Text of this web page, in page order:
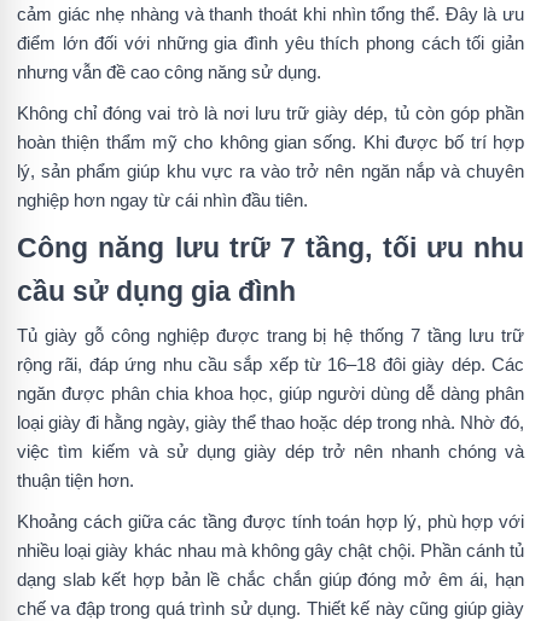
cảm giác nhẹ nhàng và thanh thoát khi nhìn tổng thể. Đây là ưu
điểm lớn đối với những gia đình yêu thích phong cách tối giản
nhưng vẫn đề cao công năng sử dụng.
Không chỉ đóng vai trò là nơi lưu trữ giày dép, tủ còn góp phần
hoàn thiện thẩm mỹ cho không gian sống. Khi được bố trí hợp
lý, sản phẩm giúp khu vực ra vào trở nên ngăn nắp và chuyên
nghiệp hơn ngay từ cái nhìn đầu tiên.
Công năng lưu trữ 7 tầng, tối ưu nhu
cầu sử dụng gia đình
Tủ giày gỗ công nghiệp được trang bị hệ thống 7 tầng lưu trữ
rộng rãi, đáp ứng nhu cầu sắp xếp từ 16–18 đôi giày dép. Các
ngăn được phân chia khoa học, giúp người dùng dễ dàng phân
loại giày đi hằng ngày, giày thể thao hoặc dép trong nhà. Nhờ đó,
việc tìm kiếm và sử dụng giày dép trở nên nhanh chóng và
thuận tiện hơn.
Khoảng cách giữa các tầng được tính toán hợp lý, phù hợp với
nhiều loại giày khác nhau mà không gây chật chội. Phần cánh tủ
dạng slab kết hợp bản lề chắc chắn giúp đóng mở êm ái, hạn
chế va đập trong quá trình sử dụng. Thiết kế này cũng giúp giày